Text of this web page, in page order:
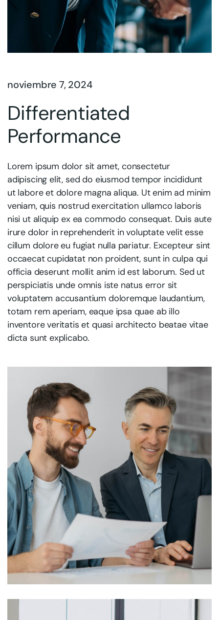
noviembre 7, 2024
Differentiated
Performance
Lorem ipsum dolor sit amet, consectetur
adipiscing elit, sed do eiusmod tempor incididunt
ut labore et dolore magna aliqua. Ut enim ad minim
veniam, quis nostrud exercitation ullamco laboris
nisi ut aliquip ex ea commodo consequat. Duis aute
irure dolor in reprehenderit in voluptate velit esse
cillum dolore eu fugiat nulla pariatur. Excepteur sint
occaecat cupidatat non proident, sunt in culpa qui
officia deserunt mollit anim id est laborum. Sed ut
perspiciatis unde omnis iste natus error sit
voluptatem accusantium doloremque laudantium,
totam rem aperiam, eaque ipsa quae ab illo
inventore veritatis et quasi architecto beatae vitae
dicta sunt explicabo.